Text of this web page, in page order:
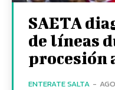
SAETA
de líneas
procesión
ENTERATE SALTA -